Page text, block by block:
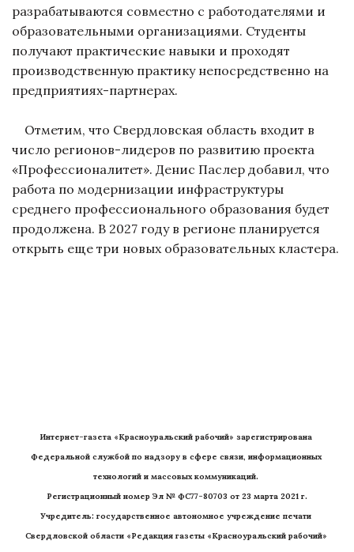
разрабатываются совместно с работодателями и
образовательными организациями. Студенты
получают практические навыки и проходят
производственную практику непосредственно на
предприятиях-партнерах.
Отметим, что Свердловская область входит в
число регионов-лидеров по развитию проекта
«Профессионалитет». Денис Паслер добавил, что
работа по модернизации инфраструктуры
среднего профессионального образования будет
продолжена. В 2027 году в регионе планируется
открыть еще три новых образовательных кластера.
Интернет-газета «Красноуральский рабочий» зарегистрирована
Федеральной службой по надзору в сфере связи, информационных
технологий и массовых коммуникаций.
Регистрационный номер Эл № ФС77-80703 от 23 марта 2021 г.
Учредитель: государственное автономное учреждение печати
Свердловской области «Редакция газеты «Красноуральский рабочий»